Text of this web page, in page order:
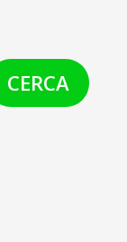
CERCA